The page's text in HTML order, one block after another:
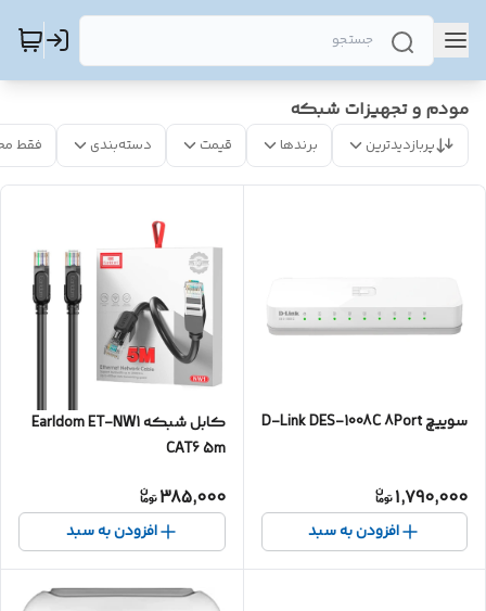
مودم و تجهیزات شبکه
پربازدیدترین برندها قیمت دسته‌بندی فقط
سوییچ D-Link DES-1008C 8Port
1,790,000
افزودن به سبد
کابل شبکه Earldom ET-NW1
CAT6 5m
385,000
افزودن به سبد